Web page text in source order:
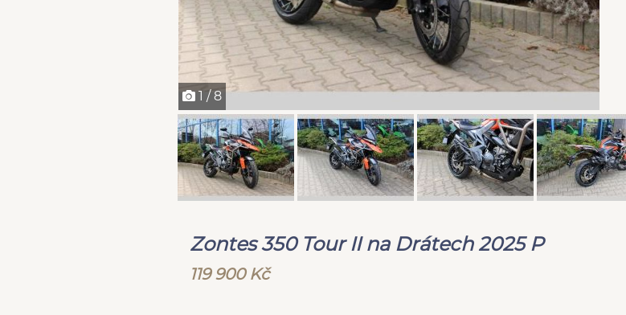
1 / 8
Zontes 350 Tour II na Drátech 2025 P
119 900 Kč